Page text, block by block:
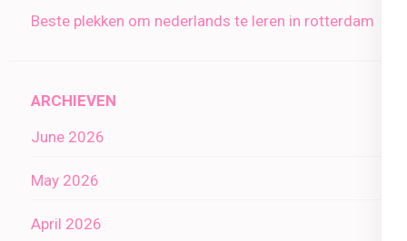
Beste plekken om nederlands te leren in rotterdam
ARCHIEVEN
June 2026
May 2026
April 2026